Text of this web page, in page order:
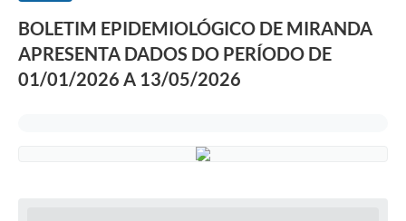
BOLETIM EPIDEMIOLÓGICO DE MIRANDA
APRESENTA DADOS DO PERÍODO DE
01/01/2026 A 13/05/2026